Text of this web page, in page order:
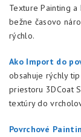
Texture Painting
bežne časovo
rýchlo.
Ako Import do
obsahuje rýchly
priestoru 3DCoat
textúry do
Povrchové